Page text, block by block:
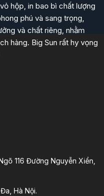
hộp, in bao bì chất lượng
phú và sang trọng,
và chất riêng, nhằm
hàng. Big Sun rất hy vọng
116 Đường Nguyễn Xiển,
Hà Nội.